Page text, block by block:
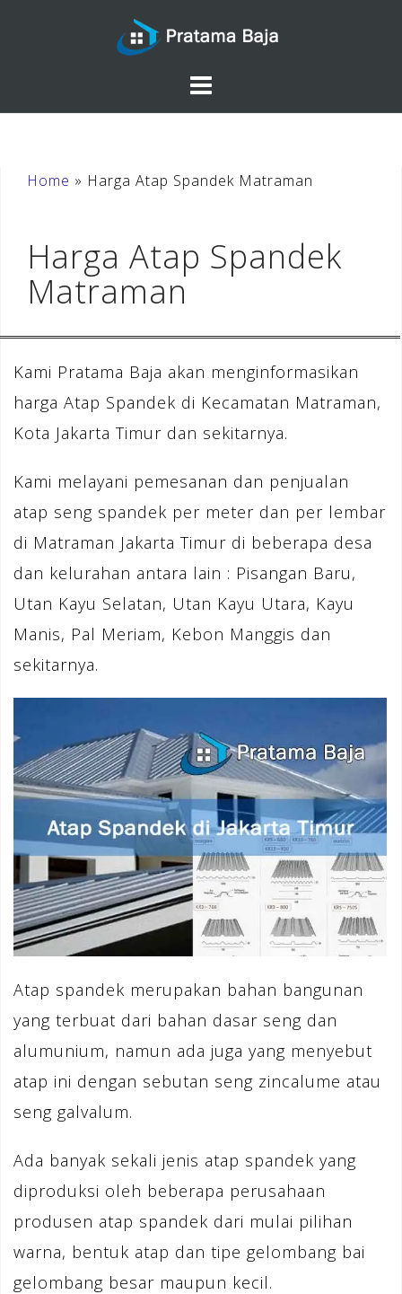
Home » Harga Atap Spandek Matraman
Harga Atap Spandek
Matraman
Kami Pratama Baja akan menginformasikan
harga Atap Spandek di Kecamatan Matraman,
Kota Jakarta Timur dan sekitarnya.
Kami melayani pemesanan dan penjualan
atap seng spandek per meter dan per lembar
di Matraman Jakarta Timur di beberapa desa
dan kelurahan antara lain : Pisangan Baru,
Utan Kayu Selatan, Utan Kayu Utara, Kayu
Manis, Pal Meriam, Kebon Manggis dan
sekitarnya.
Atap spandek merupakan bahan bangunan
yang terbuat dari bahan dasar seng dan
alumunium, namun ada juga yang menyebut
atap ini dengan sebutan seng zincalume atau
seng galvalum.
Ada banyak sekali jenis atap spandek yang
diproduksi oleh beberapa perusahaan
produsen atap spandek dari mulai pilihan
warna, bentuk atap dan tipe gelombang bai
gelombang besar maupun kecil.